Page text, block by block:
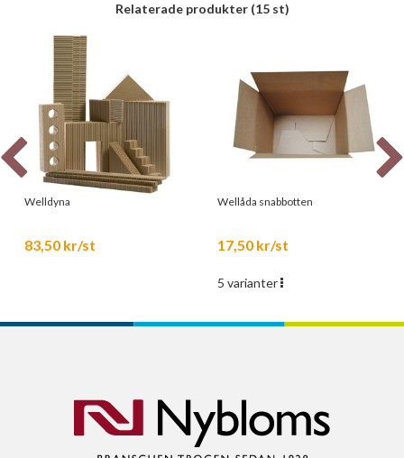
Relaterade produkter (15 st)
Welldyna
83,50 kr/st
Wellåda snabbotten
17,50 kr/st
5 varianter